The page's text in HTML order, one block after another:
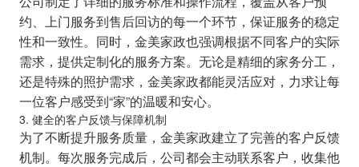
约、上门服务到售后回访的每一个环节，保证服务的稳定
性和一致性。同时，金美家政也强调根据不同客户的实际
需求，提供定制化的服务方案。无论是精细的家务分工，
还是特殊的照护需求，金美家政都能灵活应对，力求让每
一位客户感受到“家”的温暖和安心。
3. 健全的客户反馈与保障机制
为了不断提升服务质量，金美家政建立了完善的客户反馈
机制。每次服务完成后，公司都会主动联系客户，收集他